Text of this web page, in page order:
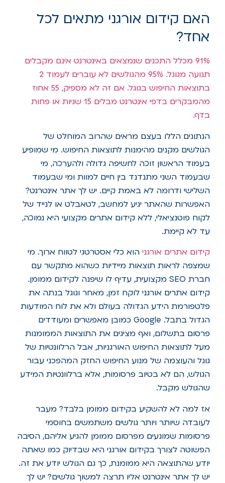
האם קידום אורגני מתאים לכל
אחד?
91% מכלל התכנים שנמצאים באינטרנט אינם מקבלים
תנועה מגוגל. 95% מהגולשים לא עוברים לעמוד 2
בתוצאות החיפוש בגוגל. אם זה לא מספיק, 55 אחוז
מהמבקרים בדפי אינטרנט מבלים 15 שניות או פחות
בדף.
הנתונים הללו בעצם מראים שהרוב המוחלט של
הגולשים מקנים מהימנות לתוצאות החיפוש. מי שמופיע
בעמוד הראשון זוכה לחשיפה גדולה ולהערכה, מי
שבעמוד השני מתנדנד בין חיים למוות ומי שבעמוד
השלישי ודרומה לא באמת קיים. יש לך אתר אינטרנט?
האפשרות שהאתר יגיע למחשב, לטאבלט או לנייד של
לקוח פוטנציאלי, ללא קידום אתרים מקצועי היא נמוכה,
עד לא קיימת.
קידום אתרים אורגני הוא כלי אסטרטגי לטווח ארוך. מי
שמצפה לראות תוצאות מיידיות כשהוא מתקשר עם
חברת SEO מקצועית, עדיף לו שיפנה לקידום ממומן.
קידום אתרים אורגני לוקח זמן, מאחר וגוגל בנתה את
פלטפורמת הידע הגדולה בעולם ולא את לוח המודעות
הגדול בתבל. Google כמובן מאפשרים ומעודדים
פרסום בתשלום, ואף מציגים את התוצאות הממומנות
מעל לתוצאות החיפוש האורגניות, אבל הרלוונטיות של
גוגל והעוצמה של מנוע החיפוש החזק המהפכני עבור
הגולש, הם לא בטיוב פרסומות, אלא ברלוונטיות המידע
שהגולש מקבל.
אז למה לא להשקיע בקידום ממומן בלבד? מעבר
לעובדה שיותר ויותר גולשים משתמשים בחוסמי
פרסומות שמונעים מפרסום ממומן להגיע אליהם, הסיבה
הפשוטה לצורך בקידום אורגני היא שבדיוק כמו שאתה
יודע שהתוצאה היא ממומנת, כך גם הגולש יודע את זה.
יש לך אתר אינטרנט אליו תרצה למשוך גולשים? יש לך